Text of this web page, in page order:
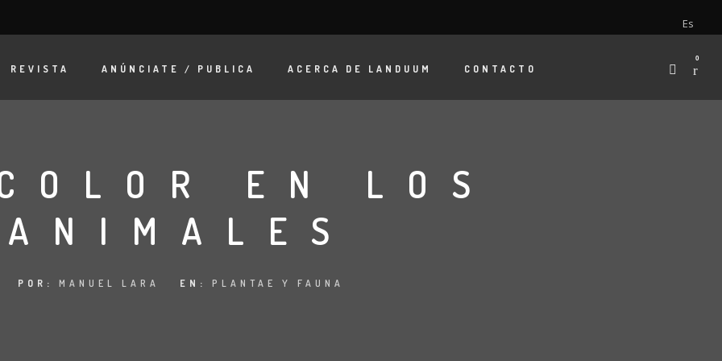
Es
REVISTA ANÚNCIATE / PUBLICA ACERCA DE LANDUUM CONTACTO
0
EN LOS
ANIMALES
POR: MANUEL LARA EN: PLANTAE Y FAUNA